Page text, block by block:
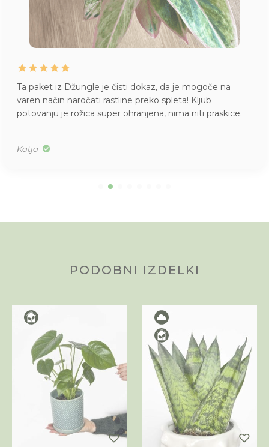
Ta paket iz Džungle je čisti dokaz, da je mogoče na
varen način naročati rastline preko spleta! Kljub
potovanju je rožica super ohranjena, nima niti praskice.
Katja
PODOBNI IZDELKI